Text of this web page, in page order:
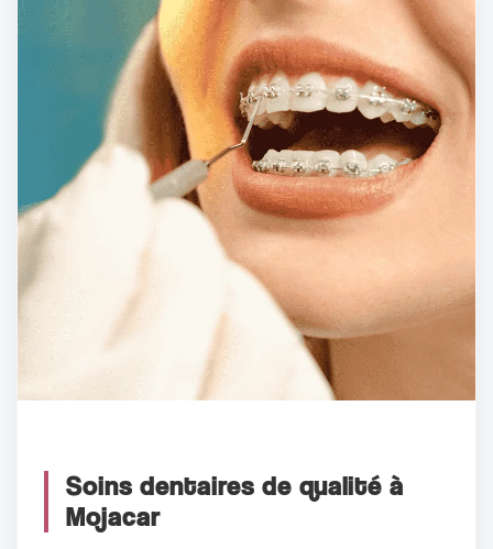
Soins dentaires de qualité à
Mojacar